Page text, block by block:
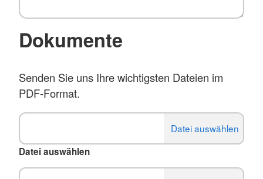
Dokumente
Senden Sie uns Ihre wichtigsten Dateien im
PDF-Format.
Datei auswählen